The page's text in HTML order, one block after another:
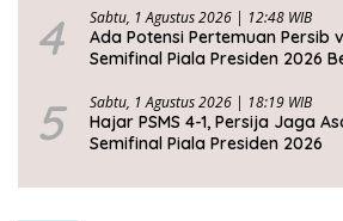
4 Sabtu, 1 Agustus 2026 | 12:48 WIB
Ada Potensi Pertemuan Persib
Semifinal Piala Presiden 2026
5 Sabtu, 1 Agustus 2026 | 18:19 WIB
Hajar PSMS 4-1, Persija Jaga
Semifinal Piala Presiden 2026